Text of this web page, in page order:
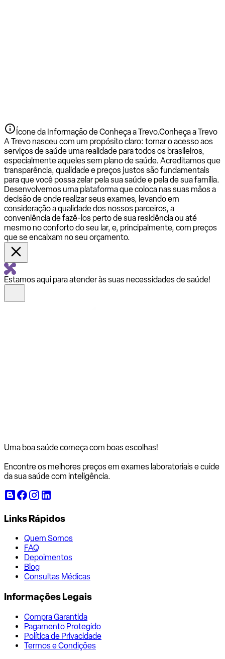
Ícone da Informação de Conheça a Trevo.Conheça a Trevo
A Trevo nasceu com um propósito claro: tornar o acesso aos
serviços de saúde uma realidade para todos os brasileiros,
especialmente aqueles sem plano de saúde. Acreditamos que
transparência, qualidade e preços justos são fundamentais
para que você possa zelar pela sua saúde e pela de sua família.
Desenvolvemos uma plataforma que coloca nas suas mãos a
decisão de onde realizar seus exames, levando em
consideração a qualidade dos nossos parceiros, a
conveniência de fazê-los perto de sua residência ou até
mesmo no conforto do seu lar, e, principalmente, com preços
que se encaixam no seu orçamento.
Estamos aqui para atender às suas necessidades de saúde!
Uma boa saúde começa com boas escolhas!
Encontre os melhores preços em exames laboratoriais e cuide
da sua saúde com inteligência.
Links Rápidos
Quem Somos
FAQ
Depoimentos
Blog
Consultas Médicas
Informações Legais
Compra Garantida
Pagamento Protegido
Política de Privacidade
Termos e Condições